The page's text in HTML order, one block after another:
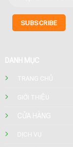
DANH MỤC
TRANG CHỦ
GIỚI THIỆU
CỬA HÀNG
DỊCH VỤ